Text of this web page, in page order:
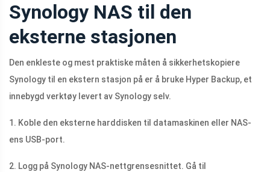
Synology NAS til den
eksterne stasjonen
Den enkleste og mest praktiske måten å sikkerhetskopiere
Synology til en ekstern stasjon på er å bruke Hyper Backup, et
innebygd verktøy levert av Synology selv.
1. Koble den eksterne harddisken til datamaskinen eller NAS-
ens USB-port.
2. Logg på Synology NAS-nettgrensesnittet. Gå til